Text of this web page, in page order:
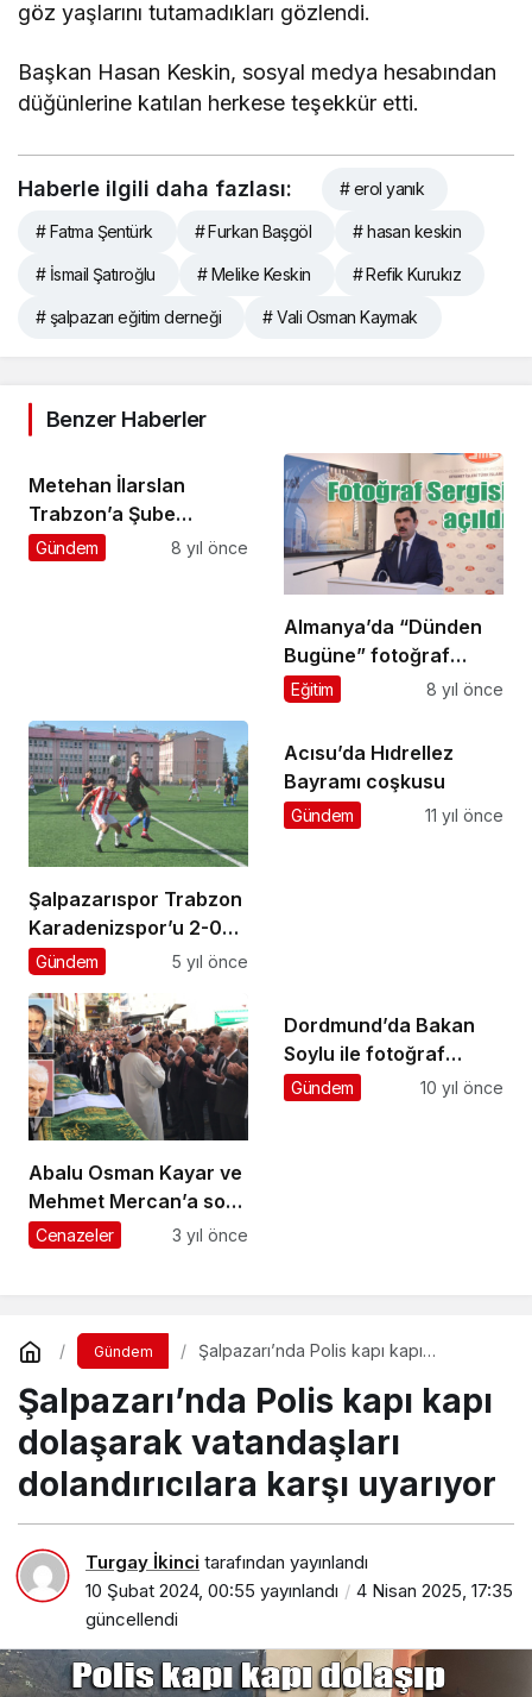
göz yaşlarını tutamadıkları gözlendi.
Başkan Hasan Keskin, sosyal medya hesabından
düğünlerine katılan herkese teşekkür etti.
Haberle ilgili daha fazlası: # erol yanık
# Fatma Şentürk # Furkan Başgöl # hasan keskin
# İsmail Şatıroğlu # Melike Keskin # Refik Kurukız
# şalpazarı eğitim derneği # Vali Osman Kaymak
Benzer Haberler
Metehan İlarslan
Trabzon’a Şube
Müdürü olarak atandı
Gündem 8 yıl önce
Almanya’da “Dünden
Bugüne” fotoğraf
sergisi ziyaretçilerine
Eğitim 8 yıl önce
Şalpazarıspor Trabzon
Karadenizspor’u 2-0
mağlup etti
Gündem 5 yıl önce
Acısu’da Hıdrellez
Bayramı coşkusu
Gündem 11 yıl önce
Abalu Osman Kayar ve
Mehmet Mercan’a son
görev
Cenazeler 3 yıl önce
Dordmund’da Bakan
Soylu ile fotoğraf
çektirdiler
Gündem 10 yıl önce
Gündem
Şalpazarı’nda Polis kapı kapı
karşı uyarıyor
Şalpazarı’nda Polis kapı kapı
dolaşarak vatandaşları
dolandırıcılara karşı uyarıyor
Turgay İkinci tarafından yayınlandı
10 Şubat 2024, 00:55 yayınlandı
4 Nisan 2025, 17:35
güncellendi